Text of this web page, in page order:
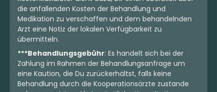
die anfallenden Kosten der Behandlung und
Medikation zu verschaffen und dem behandelnden
Arzt eine Notiz der lokalen Verfügbarkeit zu
übermitteln.
***Behandlungsgebühr: Es handelt sich bei der
Zahlung im Rahmen der Behandlungsanfrage um
eine Kaution, die Du zurückerhältst, falls keine
Behandlung durch die Kooperationsärzte zustande